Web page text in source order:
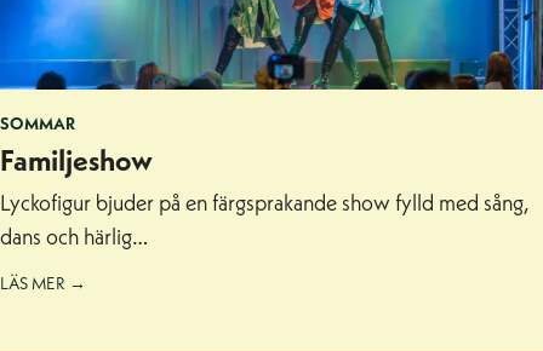
SOMMAR
Familjeshow
Lyckofigur bjuder på en färgsprakande show fylld med sång,
dans och härlig…
LÄS MER →